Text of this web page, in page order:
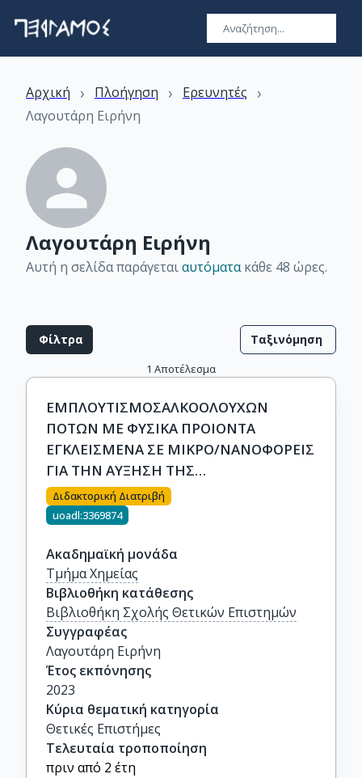
Αρχική › Πλοήγηση › Ερευνητές ›
Λαγουτάρη Ειρήνη
Λαγουτάρη Ειρήνη
Αυτή η σελίδα παράγεταιαυτόματακάθε 48 ώρες.
Φίλτρα Ταξινόμηση
1 Αποτέλεσμα
ΕΜΠΛΟΥΤΙΣΜΟΣΑΛΚΟΟΛΟΥΧΩΝ
ΠΟΤΩΝ ΜΕ ΦΥΣΙΚΑ ΠΡΟΙΟΝΤΑ
ΕΓΚΛΕΙΣΜΕΝΑ ΣΕ ΜΙΚΡΟ/ΝΑΝΟΦΟΡΕΙΣ
ΓΙΑ ΤΗΝ ΑΥΞΗΣΗ ΤΗΣ
ΠΡΟΣΤΙΘΕΜΕΝΗΣ ΑΞΙΑΣ ΤΟΥ ΤΕΛΙΚΟΥ
ΠΡΟΙΟΝΤΟΣ
Διδακτορική Διατριβή
uoadl:3369874
Ακαδημαϊκή μονάδα
Τμήμα Χημείας
Βιβλιοθήκη κατάθεσης
Βιβλιοθήκη Σχολής Θετικών Επιστημών
Συγγραφέας
Λαγουτάρη Ειρήνη
Έτος εκπόνησης
2023
Κύρια θεματική κατηγορία
Θετικές Επιστήμες
Τελευταία τροποποίηση
πριν από 2 έτη